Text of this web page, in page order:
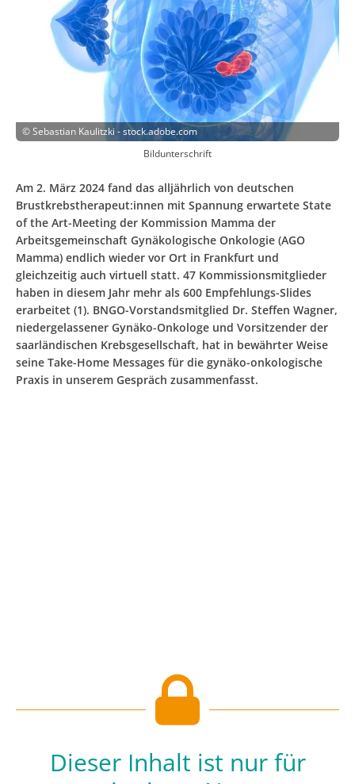
©Sebastian Kaulitzki - stock.adobe.com
Bildunterschrift
Am 2. März 2024 fand das alljährlich von deutschen
Brustkrebstherapeut:innen mit Spannung erwartete State
of the Art-Meeting der Kommission Mamma der
Arbeitsgemeinschaft Gynäkologische Onkologie (AGO
Mamma) endlich wieder vor Ort in Frankfurt und
gleichzeitig auch virtuell statt. 47 Kommissions­mitglieder
haben in diesem Jahr mehr als 600 Empfehlungs-Slides
erarbeitet (1). BNGO-Vorstandsmitglied Dr. Steffen Wagner,
niedergelassener Gynäko-Onkologe und Vorsitzender der
saarländischen Krebs­gesellschaft, hat in bewährter Weise
seine Take-Home Messages für die gynäko-onkologische
Praxis in unserem Gespräch zusammenfasst.
Dieser Inhalt ist nur für